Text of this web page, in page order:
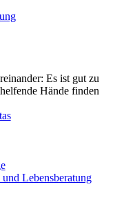
Es ist gut zu
Hände finden
Lebensberatung